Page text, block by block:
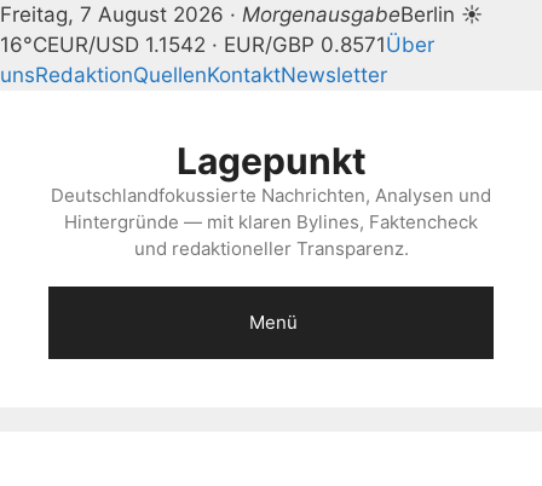
Freitag, 7 August 2026 · MorgenausgabeBerlin ☀
16°CEUR/USD 1.1542 · EUR/GBP 0.8571Über
unsRedaktionQuellenKontaktNewsletter
Lagepunkt
Deutschlandfokussierte Nachrichten, Analysen und
Hintergründe — mit klaren Bylines, Faktencheck
und redaktioneller Transparenz.
Menü